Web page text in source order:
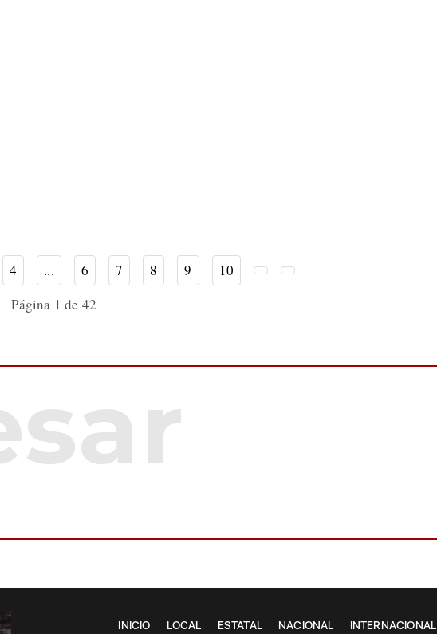
4 ... 6 7 8 9
10
Página 1 de 42
INICIO LOCAL ESTATAL NACIONAL INTERNACIONAL